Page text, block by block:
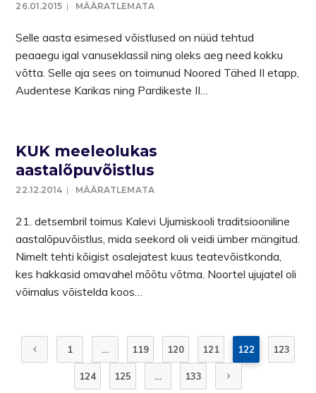
26.01.2015 MÄÄRATLEMATA
Selle aasta esimesed võistlused on nüüd tehtud
peaaegu igal vanuseklassil ning oleks aeg need kokku
võtta. Selle aja sees on toimunud Noored Tähed II etapp,
Audentese Karikas ning Pardikeste II…
KUK meeleolukas
aastalõpuvõistlus
22.12.2014 MÄÄRATLEMATA
21. detsembril toimus Kalevi Ujumiskooli traditsiooniline
aastalõpuvõistlus, mida seekord oli veidi ümber mängitud.
Nimelt tehti kõigist osalejatest kuus teatevõistkonda,
kes hakkasid omavahel mõõtu võtma. Noortel ujujatel oli
võimalus võistelda koos…
1 … 119 120 121 122 123
124 125 … 133